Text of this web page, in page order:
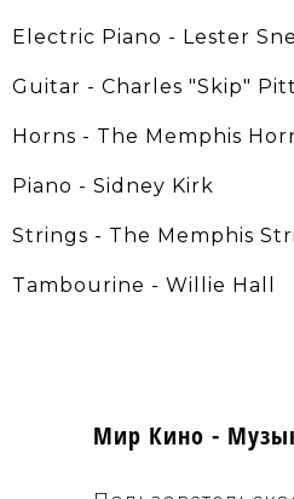
Electric Piano - Lester
Guitar - Charles "Skip"
Horns - The Memphis
Piano - Sidney Kirk
Strings - The Memphis
Tambourine - Willie Hall
Мир Кино -